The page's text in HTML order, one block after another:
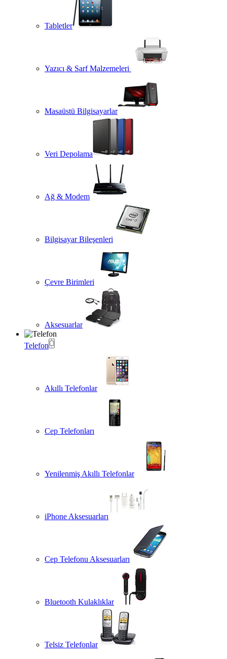
Tabletler
Yazıcı & Sarf Malzemeleri
Masaüstü Bilgisayarlar
Veri Depolama
Ağ & Modem
Bilgisayar Bileşenleri
Çevre Birimleri
Aksesuarlar
Telefon
Akıllı Telefonlar
Cep Telefonları
Yenilenmiş Akıllı Telefonlar
iPhone Aksesuarları
Cep Telefonu Aksesuarları
Bluetooth Kulaklıklar
Telsiz Telefonlar